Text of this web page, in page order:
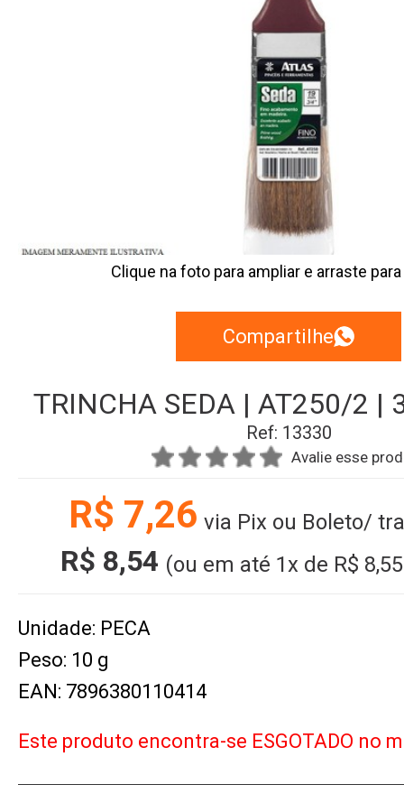
Clique na foto para ampliar e arraste
Compartilhe
TRINCHA SEDA | AT250/2 |
Ref: 13330
Avalie esse
R$ 7,26 via Pix ou Boleto/
R$ 8,54 (ou em até 1x de R$ 8,55
Unidade: PECA
Peso: 10 g
EAN: 7896380110414
Este produto encontra-se ESGOTADO no